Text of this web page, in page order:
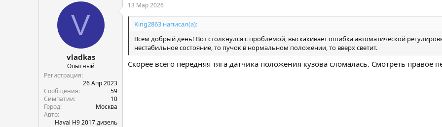
V
vladkas
Опытный
Регистрация
26 Апр 2023
Сообщения
59
Симпатии
10
Город
Москва
Авто
Haval H9 2017 дизель
13 Мар 2026
King2863 написал(а):
Всем добрый день! Вот столкнулся с проблемой, выскакивает ошибка автоматической
нестабильное состояние, то пучок в нормальном положении, то вверх светит.
Скорее всего передняя тяга датчика положения кузова сломалась. Смотреть правое